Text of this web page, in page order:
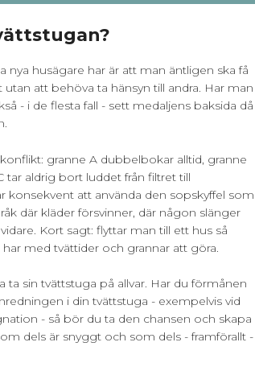
husägare har är att man äntligen ska få
att behöva ta hänsyn till andra. Har man
- i de flesta fall - sett medaljens baksida då
granne A dubbelbokar alltid, granne
tar aldrig bort luddet från filtret till
konsekvent att använda den sopskyffel som
där kläder försvinner, där någon slänger
Kort sagt: flyttar man till ett hus så
med tvättider och grannar att göra.
ta sin tvättstuga på allvar. Har du förmånen
i din tvättstuga - exempelvis vid
- så bör du ta den chansen och skapa
dels är snyggt och som dels - framförallt -